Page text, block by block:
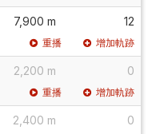
7,900 m 12
重播 增加軌跡
2,200 m 0
重播 增加軌跡
2,400 m 0